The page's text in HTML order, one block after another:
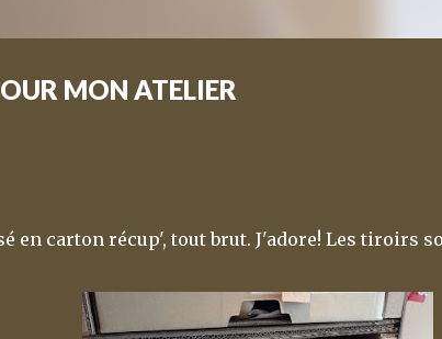
MON ATELIER
en carton récup', tout brut. J'adore! Les tiroirs